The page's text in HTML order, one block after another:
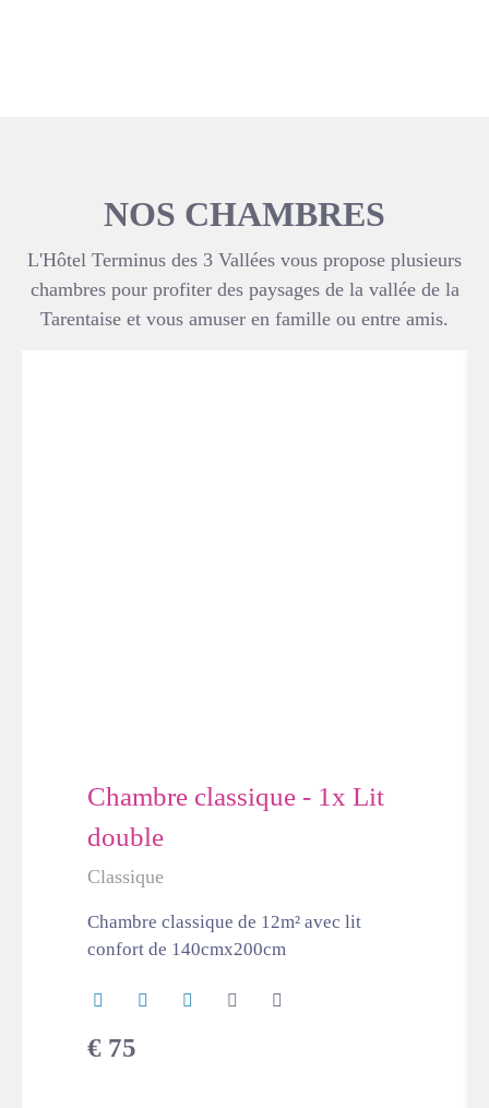
NOS CHAMBRES
L'Hôtel Terminus des 3 Vallées vous propose plusieurs
chambres pour profiter des paysages de la vallée de la
Tarentaise et vous amuser en famille ou entre amis.
Chambre classique - 1x Lit
double
Classique
Chambre classique de 12m² avec lit
confort de 140cmx200cm
€ 75